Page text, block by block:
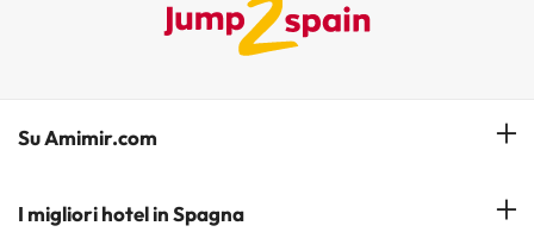
Su Amimir.com
Il Nostro Team
I migliori hotel in Spagna